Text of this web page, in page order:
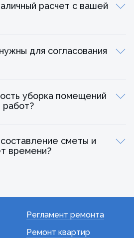
расчет с вашей
для согласования
уборка помещений
работ?
сметы и
времени?
Регламент ремонта
Ремонт квартир